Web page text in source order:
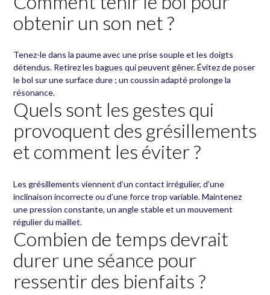
obtenir un son net ?
Tenez-le dans la paume avec une prise souple et les doigts
détendus. Retirez les bagues qui peuvent gêner. Évitez de poser
le bol sur une surface dure ; un coussin adapté prolonge la
résonance.
Quels sont les gestes qui
provoquent des grésillements
et comment les éviter ?
Les grésillements viennent d’un contact irrégulier, d’une
inclinaison incorrecte ou d’une force trop variable. Maintenez
une pression constante, un angle stable et un mouvement
régulier du maillet.
Combien de temps devrait
durer une séance pour
ressentir des bienfaits ?